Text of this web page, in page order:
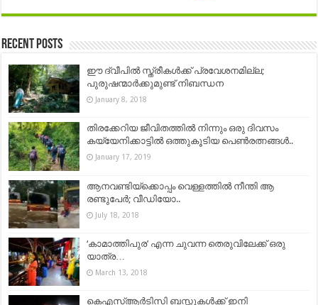
Recent Posts
ഈ ദ്വീപിൽ സ്ത്രീകൾക്ക് പ്രവേശനമില്ല;
പുരുഷന്മാർക്കുമുണ്ട് നിബന്ധന
January 8, 2018
തിരക്കേറിയ ജീവിതത്തിൽ നിന്നും ഒരു ദിവസം
കയ്യേനിക്കാട്ടിൽ ഒത്തുകൂടിയ പെൺരത്നങ്ങൾ..
January 17, 2019
ആനവണ്ടിയ്ക്കൊപ്പം വെള്ളത്തില്‍ നീന്തി ആ
രണ്ടുപേര്‍; വീഡിയോ..
July 18, 2018
‘കാമാത്തിപുര’ എന്ന ചുവന്ന തെരുവിലേക്ക് ഒരു
യാത്ര…
March 13, 2018
കെഎസ്ആർടിസി ബസ്സുകൾക്ക് ഇനി